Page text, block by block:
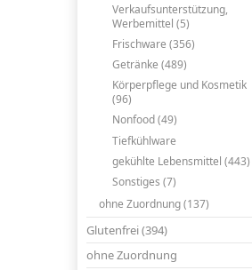
Verkaufsunterstützung,
Werbemittel (5)
Frischware (356)
Getränke (489)
Körperpflege und Kosmetik
(96)
Nonfood (49)
Tiefkühlware
gekühlte Lebensmittel (443)
Sonstiges (7)
ohne Zuordnung (137)
Glutenfrei (394)
ohne Zuordnung